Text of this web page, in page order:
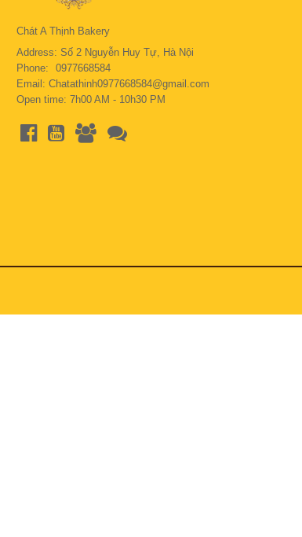
Chát A Thịnh Bakery
Address: Số 2 Nguyễn Huy Tự, Hà Nội
Phone:
0977668584
Email: Chatathinh0977668584@gmail.com
Open time: 7h00 AM - 10h30 PM